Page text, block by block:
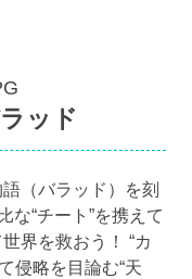
ッド
（バラッド）を刻
な“チート”を携えて
界を救おう！ “カ
侵略を目論む“天